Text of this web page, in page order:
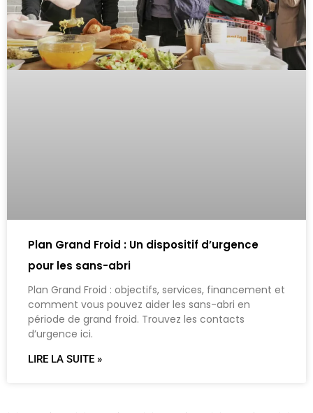
Plan Grand Froid : Un dispositif d’urgence
pour les sans-abri
Plan Grand Froid : objectifs, services, financement et
comment vous pouvez aider les sans-abri en
période de grand froid. Trouvez les contacts
d’urgence ici.
LIRE LA SUITE »